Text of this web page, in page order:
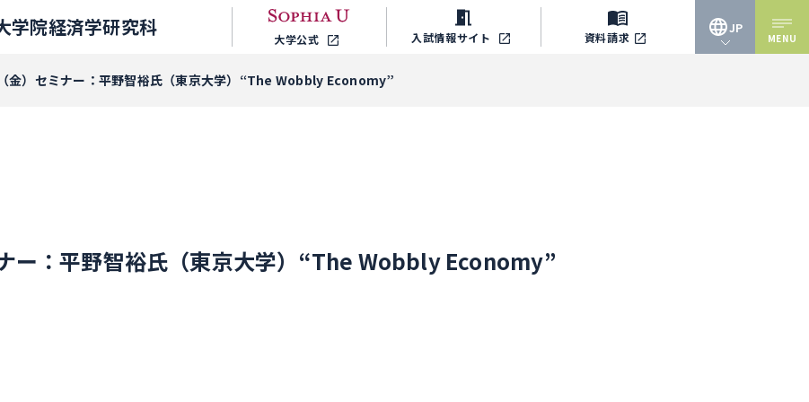
学院経済学研究科 大学公式 入試情報サイト 資料請求
JP
MENU
金）セミナー：平野智裕氏（東京大学）“The Wobbly Economy”
ー：平野智裕氏（東京大学）“The Wobbly Economy”